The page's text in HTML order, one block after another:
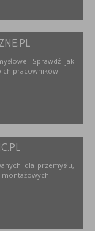
Sprawdź jak
pracowników.
dla przemysłu,